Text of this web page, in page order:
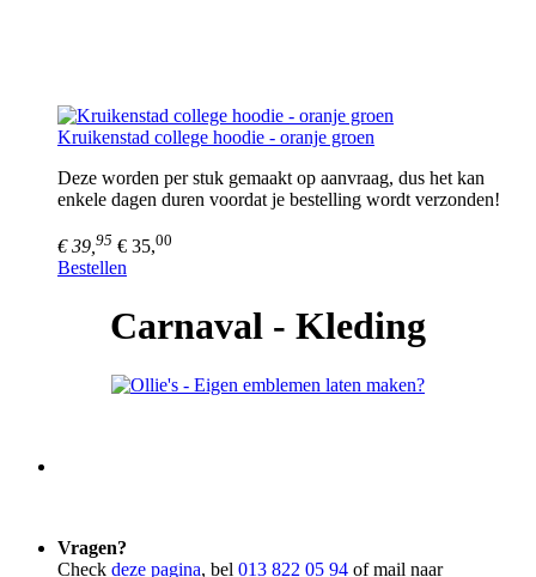
Kruikenstad college hoodie - oranje groen
Deze worden per stuk gemaakt op aanvraag, dus het kan
enkele dagen duren voordat je bestelling wordt verzonden!
€ 39, 95 € 35,00
Bestellen
Carnaval - Kleding​
Vragen?
Check deze pagina, bel 013 822 05 94 of mail naar